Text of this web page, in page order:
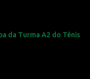
da Turma A2 do Tênis